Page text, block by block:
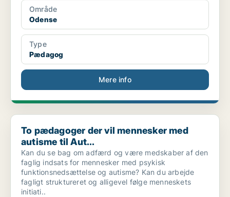
Område
Odense
Type
Pædagog
Mere info
To pædagoger der vil mennesker med autisme til Aut...
To pædagoger der vil mennesker med
autisme til Aut...
Kan du se bag om adfærd og være medskaber af den
faglig indsats for mennesker med psykisk
funktionsnedsættelse og autisme? Kan du arbejde
fagligt struktureret og alligevel følge menneskets
initiati..